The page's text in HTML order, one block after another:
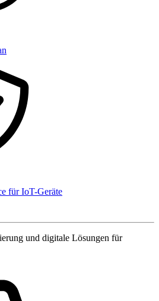
für IoT-Geräte
und digitale Lösungen für